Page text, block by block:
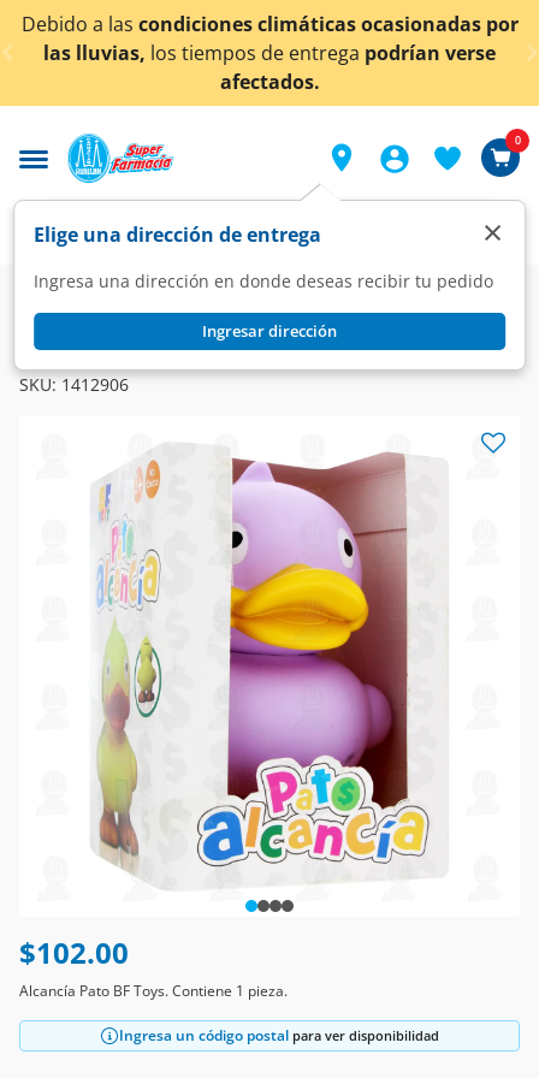
< div class="carousel-inner">
a las condiciones climáticas ocasionadas por
las lluvias,los tiempos de entregapodrían verse
afectados.
Elige una dirección de entrega
Ingresa una dirección en donde deseas recibir tu pedido
Ingresar dirección
×
0
Super Juguetería Juegos de Creatividad
Alcancía Pato BF Toys, 1 pz.
SKU: 1412906
$102.00
Alcancía Pato BF Toys. Contiene 1 pieza.
Ingresa un código postal para ver disponibilidad